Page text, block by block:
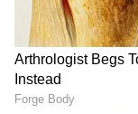
'ಹಣಕ್ಕಿಂತ
ಮನಸೋತು 32 ಲಕ್ಷ
ತೊರೆದ ಐಐಟಿ
ರಾತ್ರಿ ಮಿಕ್ಕ ಅನ್ನಕ್ಕೆ
ಮಾಡಿದ್ರೆ ತಯಾರಾಗುತ್ತೆ